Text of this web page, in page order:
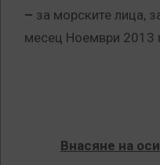
– за морските лица,
месец Ноември 2013
Внасяне на